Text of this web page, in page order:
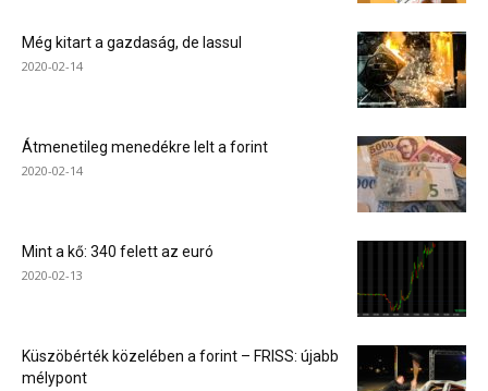
Még kitart a gazdaság, de lassul
2020-02-14
Átmenetileg menedékre lelt a forint
2020-02-14
Mint a kő: 340 felett az euró
2020-02-13
Küszöbérték közelében a forint – FRISS: újabb
mélypont